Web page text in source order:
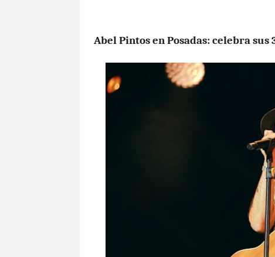
Abel Pintos en Posadas: celebra sus